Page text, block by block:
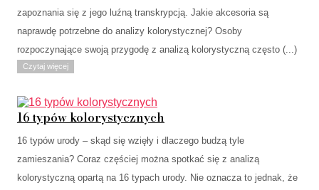
zapoznania się z jego luźną transkrypcją. Jakie akcesoria są
naprawdę potrzebne do analizy kolorystycznej? Osoby
rozpoczynające swoją przygodę z analizą kolorystyczną często (...)
Czytaj więcej
16 typów kolorystycznych
16 typów urody – skąd się wzięły i dlaczego budzą tyle
zamieszania? Coraz częściej można spotkać się z analizą
kolorystyczną opartą na 16 typach urody. Nie oznacza to jednak, że